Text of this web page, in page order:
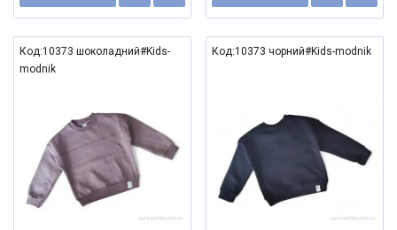
Код:10373 шоколадний#Kids-
modnik
Код:10373 чорний#Kids-modnik